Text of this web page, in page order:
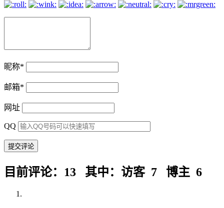
昵称*
邮箱*
网址
QQ
目前评论：13 其中：访客 7 博主 6